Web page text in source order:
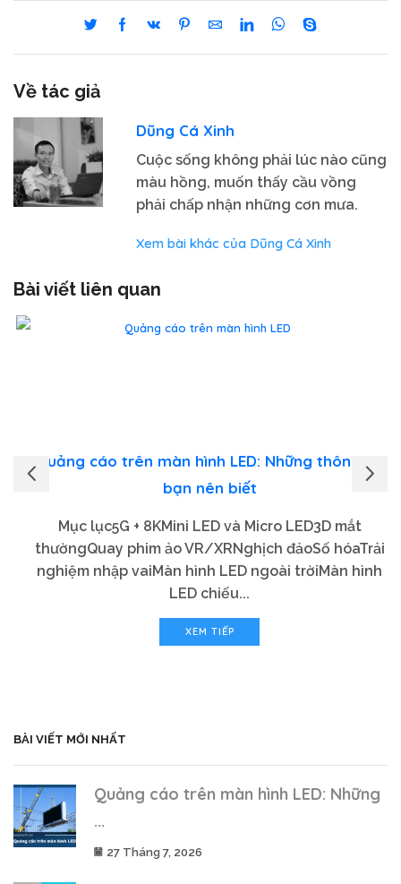
Về tác giả
Dũng Cá Xinh
Cuộc sống không phải lúc nào cũng
màu hồng, muốn thấy cầu vồng
phải chấp nhận những cơn mưa.
Xem bài khác của Dũng Cá Xinh
Bài viết liên quan
Quảng cáo trên màn hình LED: Những thông tin
bạn nên biết
Mục lục5G + 8KMini LED và Micro LED3D mắt
thườngQuay phim ảo VR/XRNghịch đảoSố hóaTrải
nghiệm nhập vaiMàn hình LED ngoài trờiMàn hình
LED chiếu...
XEM TIẾP
BÀI VIẾT MỚI NHẤT
Quảng cáo trên màn hình LED: Những
...
27 Tháng 7, 2026